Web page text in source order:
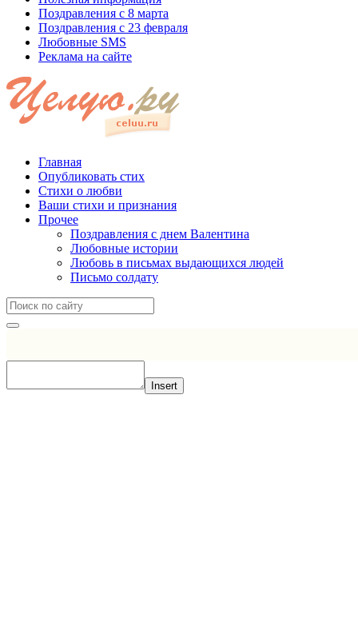
Поздравления с 8 марта
Поздравления с 23 февраля
Любовные SMS
Реклама на сайте
Главная
Опубликовать стих
Стихи о любви
Ваши стихи и признания
Прочее
Поздравления с днем Валентина
Любовные истории
Любовь в письмах выдающихся людей
Письмо солдату
Insert